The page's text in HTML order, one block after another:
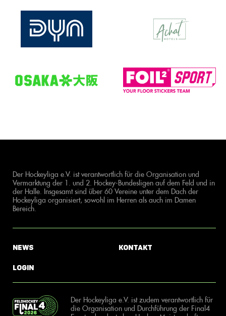
Der Hockeyliga e.V. ist verantwortlich für die Organisation und
Vermarktung der 1. und 2. Hockey-Bundesligen auf dem Feld und in
der Halle. Insgesamt sind über 60 Vereine unter dem Dach der
Hockeyliga organisiert, sowohl im Herren als auch im Damen
Bereich.
News
Login
Kontakt
Der Hockeyliga e.V. ist zudem verantwortlich für
die Organisation und Durchführung der Final4